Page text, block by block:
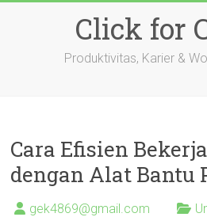
Click for
Produktivitas, Karier &
Cara Efisien
dengan Alat Bantu
gek4869@gmail.com